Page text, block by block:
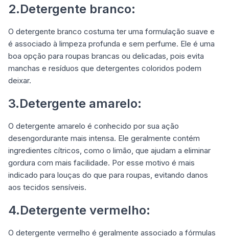
2.Detergente branco:
O detergente branco costuma ter uma formulação suave e
é associado à limpeza profunda e sem perfume. Ele é uma
boa opção para roupas brancas ou delicadas, pois evita
manchas e resíduos que detergentes coloridos podem
deixar.
3.Detergente amarelo:
O detergente amarelo é conhecido por sua ação
desengordurante mais intensa. Ele geralmente contém
ingredientes cítricos, como o limão, que ajudam a eliminar
gordura com mais facilidade. Por esse motivo é mais
indicado para louças do que para roupas, evitando danos
aos tecidos sensíveis.
4.Detergente vermelho:
O detergente vermelho é geralmente associado a fórmulas